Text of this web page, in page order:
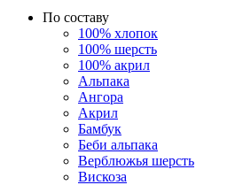
По составу
100% хлопок
100% шерсть
100% акрил
Альпака
Ангора
Акрил
Бамбук
Беби альпака
Верблюжья шерсть
Вискоза